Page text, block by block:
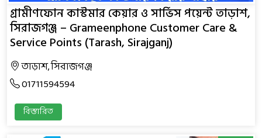
গ্রামীণফোন কাস্টমার কেয়ার ও সার্ভিস পয়েন্ট তাড়াশ,
সিরাজগঞ্জ – Grameenphone Customer Care &
Service Points (Tarash, Sirajganj)
তাড়াশ, সিরাজগঞ্জ
01711594594
বিস্তারিত